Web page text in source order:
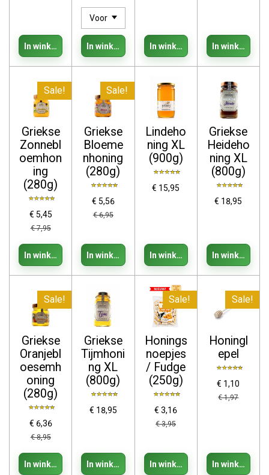
In winkelwagen In winkelwagen In winkelwagen In
Sale!
Griekse
Zonnebl
oemhon
ing
(280g)
€ 5,45
€ 7,95
In winkelwagen
Sale!
Griekse
Bloeme
nhoning
(280g)
€ 5,56
€ 6,95
In winkelwagen
Lindeho
ning XL
(900g)
€ 15,95
In winkelwagen
Griekse
Heideho
ning XL
(800g)
€ 18,95
In
Sale!
Griekse
Oranjebl
oesemh
oning
(280g)
€ 6,36
€ 8,95
In winkelwagen
Griekse
Tijmhoni
ng XL
(800g)
€ 18,95
In winkelwagen
Sale!
Honings
noepjes
/ Fudge
(250g)
€ 3,16
€ 3,95
In winkelwagen
Sale!
Honingl
epel
€ 1,10
€ 1,97
In